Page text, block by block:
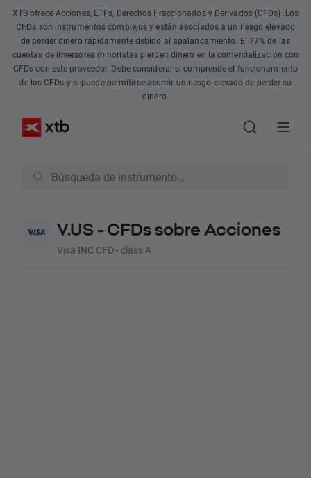
XTB ofrece Acciones, ETFs, Derechos Fraccionados y Derivados (CFDs). Los
CFDs son instrumentos complejos y están asociados a un riesgo elevado
de perder dinero rápidamente debido al apalancamiento. El 77% de las
cuentas de inversores minoristas pierden dinero en la comercialización con
CFDs con este proveedor. Debe considerar si comprende el funcionamiento
de los CFDs y si puede permitirse asumir un riesgo elevado de perder su
dinero.
V.US - CFDs sobre Acciones
Visa INC CFD - class A